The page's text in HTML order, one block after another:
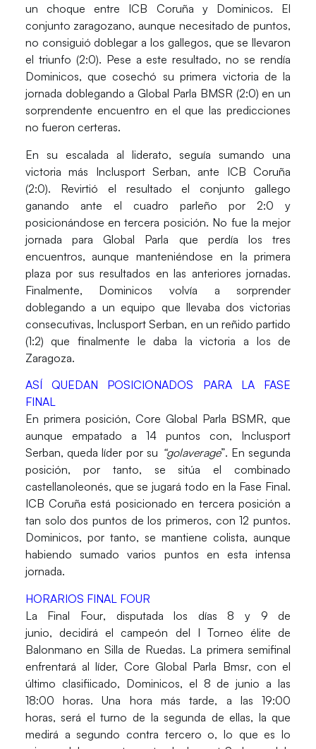
un choque entre ICB Coruña y Dominicos. El
conjunto zaragozano, aunque necesitado de puntos,
no consiguió doblegar a los gallegos, que se llevaron
el triunfo (2:0). Pese a este resultado,no se rendía
Dominicos, que cosechó su primera victoria de la
jornada doblegando a Global Parla BMSR (2:0)en un
sorprendente encuentro en el que las predicciones
no fueron certeras.
En su escalada al liderato, seguía sumando una
victoria más Inclusport Serban, ante ICB Coruña
(2:0). Revirtió el resultado el conjunto gallego
ganando ante el cuadro parleño por 2:0 y
posicionándose en tercera posición. No fue la mejor
jornada paraGlobal Parla que perdía los tres
encuentros, aunque manteniéndose en la primera
plaza por sus resultados en las anteriores jornadas.
Finalmente, Dominicos volvía a sorprender
doblegando a un equipo que llevaba dos victorias
consecutivas, Inclusport Serban, en un reñido partido
(1:2) que finalmente le daba la victoria a los de
Zaragoza.
ASÍ QUEDAN POSICIONADOS PARA LA FASE
FINAL
En primera posición, Core Global Parla BSMR, que
aunque empatado a 14 puntos con, Inclusport
Serban, queda líder por su “golaverage”. En segunda
posición, por tanto, se sitúa elcombinado
castellanoleonés, que se jugará todo en la Fase Final.
ICB Coruña está posicionado en tercera posición a
tan solo dos puntos de los primeros, con 12 puntos.
Dominicos, por tanto, se mantiene colista, aunque
habiendo sumado varios puntos en esta intensa
jornada.
HORARIOS FINAL FOUR
La Final Four, disputada los días8 y 9 de
junio, decidirá elcampeón del I Torneo élite de
Balonmano en Silla de Ruedas. La primera semifinal
enfrentará al líder, Core Global Parla Bmsr, con el
último clasifiicado, Dominicos, el 8 de junio a las
18:00 horas. Una hora más tarde, a las 19:00
horas, será el turno de la segunda de ellas, la que
medirá a segundo contra tercero o, lo que es lo